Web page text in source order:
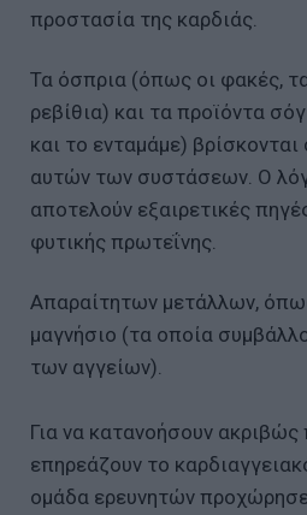
προστασία της καρδιάς.
Τα όσπρια (όπως οι φακές,
ρεβίθια) και τα προϊόντα
και το ενταμάμε)
αυτών των συστάσεων. Ο
αποτελούν εξαιρετικές
φυτικής πρωτεΐνης.
Απαραίτητων μετάλλων,
μαγνήσιο (τα οποία
των αγγείων).
Για να κατανοήσουν
επηρεάζουν το
ομάδα ερευνητών